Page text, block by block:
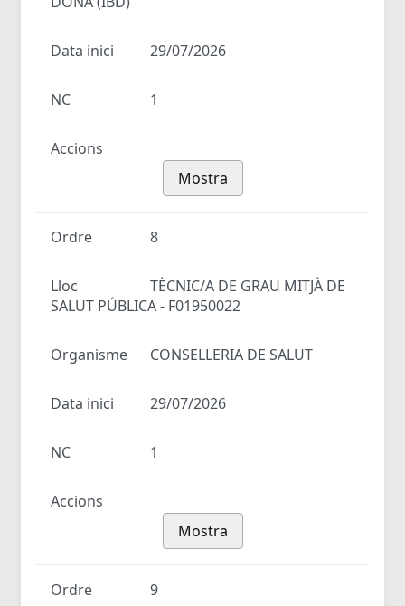
Data inici 29/07/2026
NC 1
Accions
Mostra
Ordre 8
Lloc
TÈCNIC/A DE GRAU MITJÀ DE
SALUT PÚBLICA - F01950022
Organisme CONSELLERIA DE SALUT
Data inici 29/07/2026
NC 1
Accions
Mostra
Ordre 9